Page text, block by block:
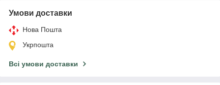
Умови доставки
Нова Пошта
Укрпошта
Всі умови доставки